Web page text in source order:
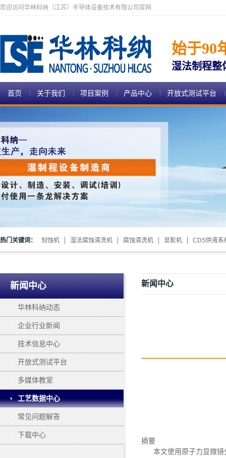
欢迎访问华林科纳（江苏）半导体设备技术有限公司官网
始于90
湿法制程整
首页 关于我们 项目案例 产品中心 开放式测试平台
热门关键词： 刻蚀机 湿法腐蚀清洗机 腐蚀清洗机 显影机 CDS供液系
新闻中心
华林科纳动态
企业行业新闻
技术信息中心
开放式测试平台
多媒体教室
工艺数据中心
常见问题解答
下载中心
新闻中心
摘要
本文使用原子力显微